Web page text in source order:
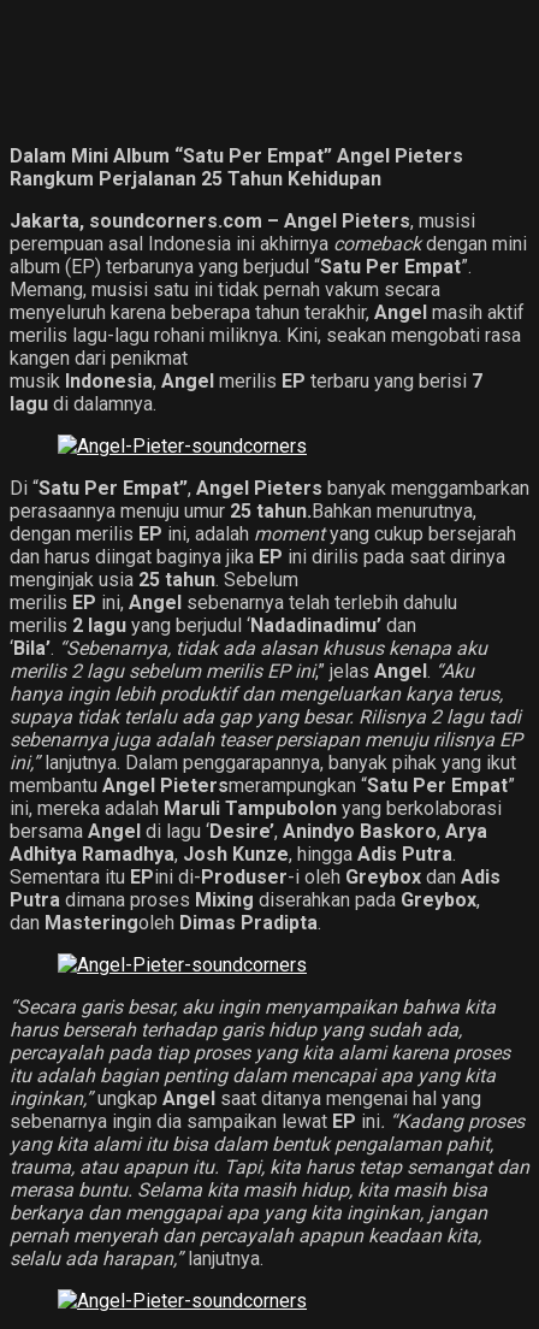
Dalam Mini Album “Satu Per Empat” Angel Pieters
Rangkum Perjalanan 25 Tahun Kehidupan
Jakarta, soundcorners.com – Angel Pieters, musisi
perempuan asal Indonesia ini akhirnya comebackdengan mini
album (EP) terbarunya yang berjudul “Satu Per Empat”.
Memang, musisi satu ini tidak pernah vakum secara
menyeluruh karena beberapa tahun terakhir, Angel masih aktif
merilis lagu-lagu rohani miliknya. Kini, seakan mengobati rasa
kangen dari penikmat
musik Indonesia, Angel merilis EP terbaru yang berisi 7
lagu di dalamnya.
Di “Satu Per Empat”, Angel Pieters banyak menggambarkan
perasaannya menuju umur 25 tahun.Bahkan menurutnya,
dengan merilis EP ini, adalah momentyang cukup bersejarah
dan harus diingat baginya jika EP ini dirilis pada saat dirinya
menginjak usia 25 tahun. Sebelum
merilis EP ini, Angel sebenarnya telah terlebih dahulu
merilis 2 lagu yang berjudul ‘Nadadinadimu’ dan
‘Bila’. “Sebenarnya, tidak ada alasan khusus kenapa aku
merilis 2 lagu sebelum merilis EP ini,” jelas Angel. “Aku
hanya ingin lebih produktif dan mengeluarkan karya terus,
supaya tidak terlalu ada gap yang besar. Rilisnya 2 lagu tadi
sebenarnya juga adalah teaser persiapan menuju rilisnya EP
ini,”lanjutnya. Dalam penggarapannya, banyak pihak yang ikut
membantu Angel Pietersmerampungkan “Satu Per Empat”
ini, mereka adalah Maruli Tampubolon yang berkolaborasi
bersama Angel di lagu ‘Desire’, Anindyo Baskoro, Arya
Adhitya Ramadhya, Josh Kunze, hingga Adis Putra.
Sementara itu EPini di-Produser-i oleh Greybox dan Adis
Putra dimana proses Mixing diserahkan pada Greybox,
dan Masteringoleh Dimas Pradipta.
“Secara garis besar, aku ingin menyampaikan bahwa kita
harus berserah terhadap garis hidup yang sudah ada,
percayalah pada tiap proses yang kita alami karena proses
itu adalah bagian penting dalam mencapai apa yang kita
inginkan,”ungkap Angel saat ditanya mengenai hal yang
sebenarnya ingin dia sampaikan lewat EP ini. “Kadang proses
yang kita alami itu bisa dalam bentuk pengalaman pahit,
trauma, atau apapun itu. Tapi, kita harus tetap semangat dan
merasa buntu. Selama kita masih hidup, kita masih bisa
berkarya dan menggapai apa yang kita inginkan, jangan
pernah menyerah dan percayalah apapun keadaan kita,
selalu ada harapan,”lanjutnya.